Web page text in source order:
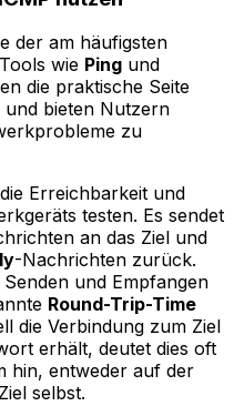
der am häufigsten
wie Ping und
die praktische Seite
bieten Nutzern
zu
Erreichbarkeit und
testen. Es sendet
an das Ziel und
-Nachrichten zurück.
und Empfangen
Round-Trip-Time
die Verbindung zum Ziel
erhält, deutet dies oft
hin, entweder auf der
selbst.